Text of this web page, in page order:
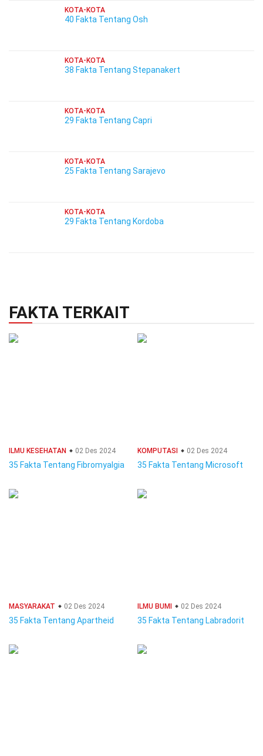
KOTA-KOTA
40 Fakta Tentang Osh
KOTA-KOTA
38 Fakta Tentang Stepanakert
KOTA-KOTA
29 Fakta Tentang Capri
KOTA-KOTA
25 Fakta Tentang Sarajevo
KOTA-KOTA
29 Fakta Tentang Kordoba
FAKTA TERKAIT
ILMU KESEHATAN 02 Des 2024
35 Fakta Tentang Fibromyalgia
KOMPUTASI 02 Des 2024
35 Fakta Tentang Microsoft
MASYARAKAT 02 Des 2024
35 Fakta Tentang Apartheid
ILMU BUMI 02 Des 2024
35 Fakta Tentang Labradorit